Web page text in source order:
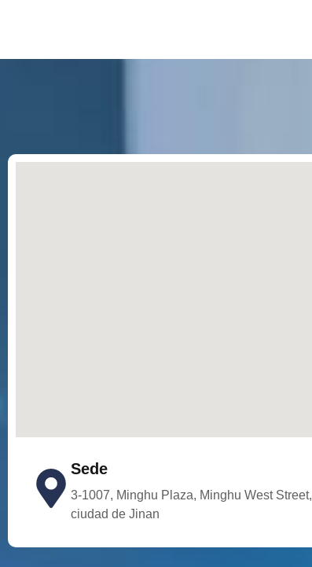
Sede
3-1007, Minghu Plaza, Minghu West Street,
ciudad de Jinan